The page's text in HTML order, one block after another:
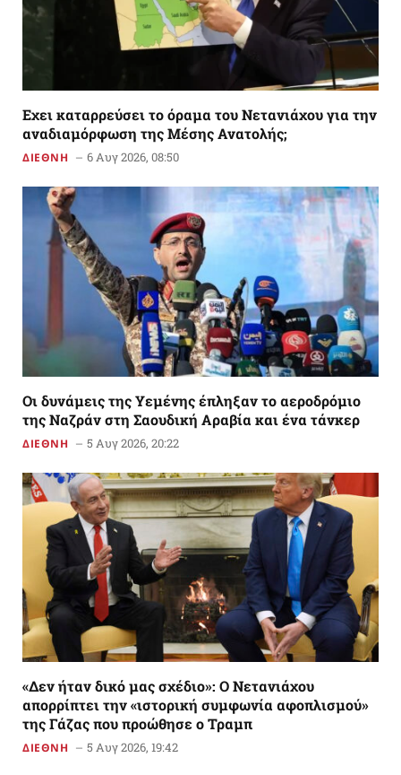
Εχει καταρρεύσει το όραμα του Νετανιάχου για την
αναδιαμόρφωση της Μέσης Ανατολής;
ΔΙΕΘΝΗ 6 Αυγ 2026, 08:50
Οι δυνάμεις της Υεμένης έπληξαν το αεροδρόμιο
της Ναζράν στη Σαουδική Αραβία και ένα τάνκερ
ΔΙΕΘΝΗ 5 Αυγ 2026, 20:22
«Δεν ήταν δικό μας σχέδιο»: Ο Νετανιάχου
απορρίπτει την «ιστορική συμφωνία αφοπλισμού»
της Γάζας που προώθησε ο Τραμπ
ΔΙΕΘΝΗ 5 Αυγ 2026, 19:42